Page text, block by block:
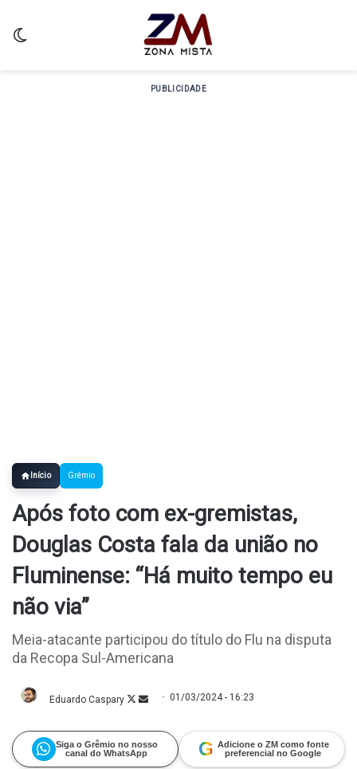
PUBLICIDADE
Início Grêmio
Após foto com ex-gremistas,
Douglas Costa fala da união no
Fluminense: “Há muito tempo eu
não via”
Meia-atacante participou do título do Flu na disputa
da Recopa Sul-Americana
Eduardo Caspary FollowMande
01/03/2024 - 16:23
Siga o Grêmio no nosso
canal do WhatsApp
G Adicione o ZM como fonte
preferencial no Google